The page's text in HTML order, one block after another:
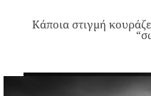
Κάποια στιγμή